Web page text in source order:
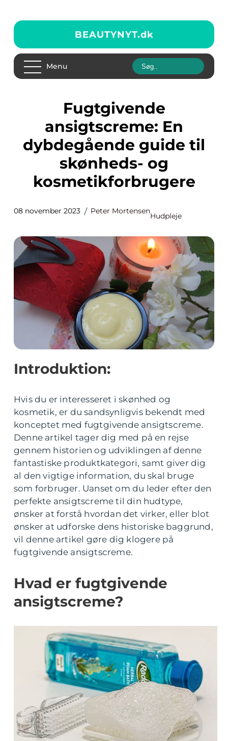
BEAUTYNYT.dk
Menu
Fugtgivende
ansigtscreme: En
dybdegående guide til
skønheds- og
kosmetikforbrugere
08 november 2023 Peter Mortensen
Hudpleje
Introduktion:
Hvis du er interesseret i skønhed og
kosmetik, er du sandsynligvis bekendt med
konceptet med fugtgivende ansigtscreme.
Denne artikel tager dig med på en rejse
gennem historien og udviklingen af denne
fantastiske produktkategori, samt giver dig
al den vigtige information, du skal bruge
som forbruger. Uanset om du leder efter den
perfekte ansigtscreme til din hudtype,
ønsker at forstå hvordan det virker, eller blot
ønsker at udforske dens historiske baggrund,
vil denne artikel gøre dig klogere på
fugtgivende ansigtscreme.
Hvad er fugtgivende
ansigtscreme?